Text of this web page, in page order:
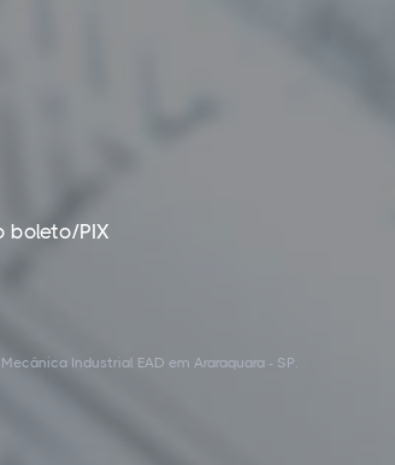
boleto/PIX
Industrial EAD em Araraquara - SP.